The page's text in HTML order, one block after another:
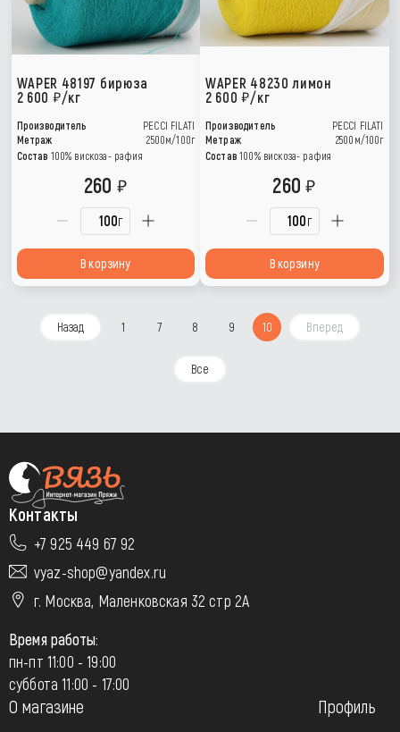
WAPER 48197 бирюза
2 600
/кг
Производитель
PECCI FILATI
Метраж
2500м/100г
Состав 100% вискоза- рафия
г
260
В корзину
WAPER 48230 лимон
2 600 /кг
Производитель
PECCI FILATI
Метраж
2500м/100г
Состав 100% вискоза- рафия
г
260
В корзину
Назад 1 7 8 9 10 Вперед
Все
Контакты
+7 925 449 67 92
vyaz-shop@yandex.ru
г. Москва, Маленковская 32 стр 2А
Время работы:
пн-пт 11:00 - 19:00
суббота 11:00 - 17:00
О магазине
Профиль